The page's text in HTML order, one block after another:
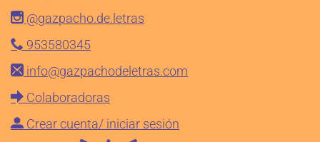
@gazpacho.de.letras
953580345
info@gazpachodeletras.com
Colaboradoras
Crear cuenta/ iniciar sesión